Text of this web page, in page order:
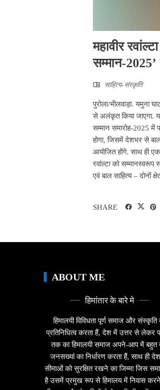
महावीर
सम्मान-
साहित्‍य-संस्कृति
पुरोला/भीलवाड़ा. यमुना
से अलंकृत किया जाएगा. यह
सम्मान समारोह-2025 में
होगा, जिसमें देशभर से बाल
आयोजित होंगे. साथ ही
रवांल्टा को सम्मानस्वरूप
एवं बाल साहित्य – दोनों
SHARE
ABOUT ME
हिमांतार के बारे मे
हिमालयी विविधता पूर्ण समाज और संस्कृति
प्रतिनिधित्व करता हैं, देश में उत्तर से लेकर
तक का हिमालयी समाज अपने-आप में बहुत
जनसख्यां का निर्धारण करता हैं, साथ ही
सीमाओं को सुरक्षित रखने का जिम्मा जिस
है उसमें प्रमुख रूप से हिमालय में निवास करने